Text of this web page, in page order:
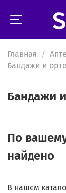
Главная
Бандажи и
Бандажи
По
найдено
В нашем